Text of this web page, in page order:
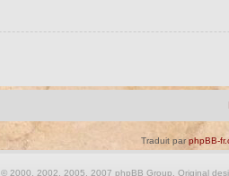
Traduit parphpBB-
© 2000, 2002, 2005, 2007 phpBB Group. Original